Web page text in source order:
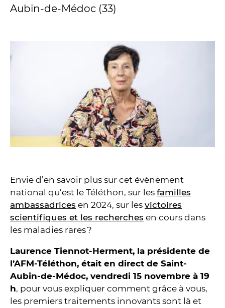
Aubin-de-Médoc (33)
Envie d’en savoir plus sur cet évènement
national qu’est le Téléthon, sur les familles
ambassadrices en 2024, sur les victoires
scientifiques et les recherches en cours dans
les maladies rares ?
Laurence Tiennot-Herment, la présidente de
l’AFM-Téléthon, était en direct de Saint-
Aubin-de-Médoc, vendredi 15 novembre à 19
h, pour vous expliquer comment grâce à vous,
les premiers traitements innovants sont là et